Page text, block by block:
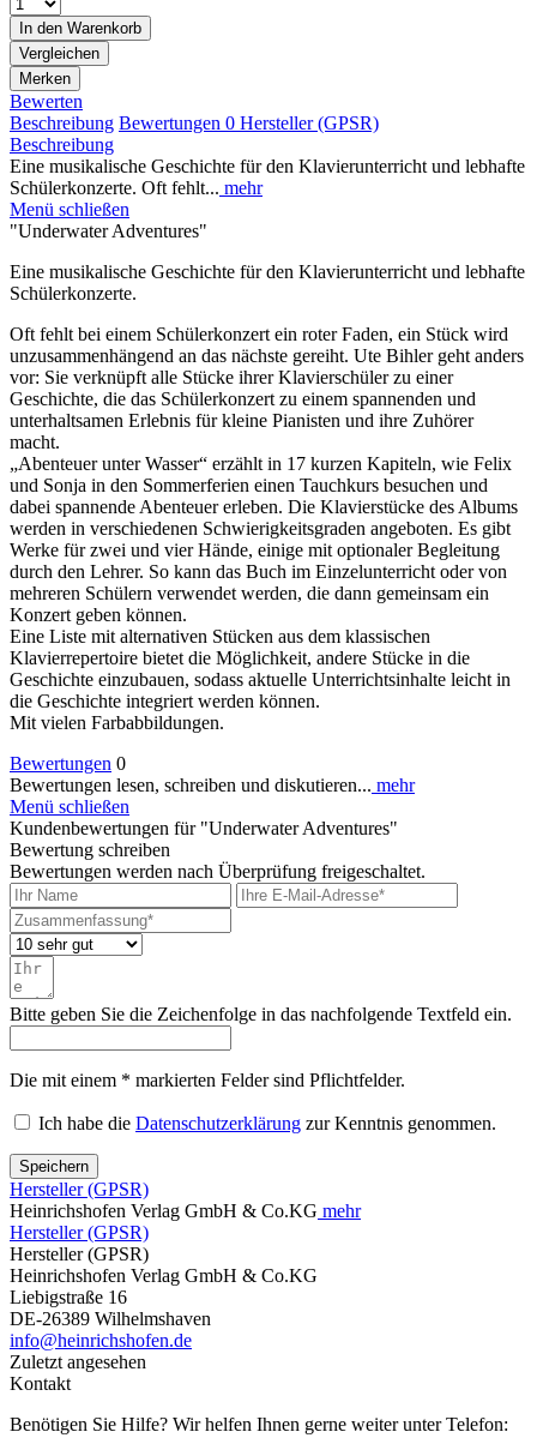
In den Warenkorb
Vergleichen
Merken
Bewerten
Beschreibung Bewertungen 0 Hersteller (GPSR)
Beschreibung
Eine musikalische Geschichte für den Klavierunterricht und lebhafte
Schülerkonzerte. Oft fehlt... mehr
Menü schließen
"Underwater Adventures"
Eine musikalische Geschichte für den Klavierunterricht und lebhafte
Schülerkonzerte.
Oft fehlt bei einem Schülerkonzert ein roter Faden, ein Stück wird
unzusammenhängend an das nächste gereiht. Ute Bihler geht anders
vor: Sie verknüpft alle Stücke ihrer Klavierschüler zu einer
Geschichte, die das Schülerkonzert zu einem spannenden und
unterhaltsamen Erlebnis für kleine Pianisten und ihre Zuhörer
macht.
„Abenteuer unter Wasser“ erzählt in 17 kurzen Kapiteln, wie Felix
und Sonja in den Sommerferien einen Tauchkurs besuchen und
dabei spannende Abenteuer erleben. Die Klavierstücke des Albums
werden in verschiedenen Schwierigkeitsgraden angeboten. Es gibt
Werke für zwei und vier Hände, einige mit optionaler Begleitung
durch den Lehrer. So kann das Buch im Einzelunterricht oder von
mehreren Schülern verwendet werden, die dann gemeinsam ein
Konzert geben können.
Eine Liste mit alternativen Stücken aus dem klassischen
Klavierrepertoire bietet die Möglichkeit, andere Stücke in die
Geschichte einzubauen, sodass aktuelle Unterrichtsinhalte leicht in
die Geschichte integriert werden können.
Mit vielen Farbabbildungen.
Bewertungen 0
Bewertungen lesen, schreiben und diskutieren... mehr
Menü schließen
Kundenbewertungen für "Underwater Adventures"
Bewertung schreiben
Bewertungen werden nach Überprüfung freigeschaltet.
Bitte geben Sie die Zeichenfolge in das nachfolgende Textfeld ein.
Die mit einem * markierten Felder sind Pflichtfelder.
Ich habe die Datenschutzerklärung zur Kenntnis genommen.
Speichern
Hersteller (GPSR)
Heinrichshofen Verlag GmbH & Co.KG mehr
Hersteller (GPSR)
Hersteller (GPSR)
Heinrichshofen Verlag GmbH & Co.KG
Liebigstraße 16
DE-26389 Wilhelmshaven
info@heinrichshofen.de
Zuletzt angesehen
Kontakt
Benötigen Sie Hilfe? Wir helfen Ihnen gerne weiter unter Telefon: